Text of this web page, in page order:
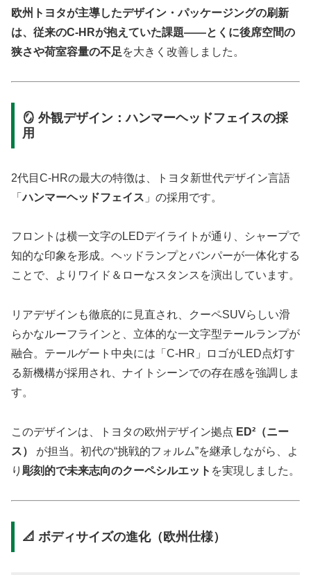
欧州トヨタが主導したデザイン・パッケージングの刷新
は、従来のC-HRが抱えていた課題——とくに後席空間の
狭さや荷室容量の不足 を大きく改善しました。
🪞 外観デザイン：ハンマーヘッドフェイスの採
用
2代目C-HRの最大の特徴は、トヨタ新世代デザイン言語
「ハンマーヘッドフェイス 」の採用です。
フロントは横一文字のLEDデイライトが通り、シャープで
知的な印象を形成。ヘッドランプとバンパーが一体化する
ことで、よりワイド＆ローなスタンスを演出しています。
リアデザインも徹底的に見直され、クーペSUVらしい滑
らかなルーフラインと、立体的な一文字型テールランプが
融合。テールゲート中央には「C-HR」ロゴがLED点灯す
る新機構が採用され、ナイトシーンでの存在感を強調しま
す。
このデザインは、トヨタの欧州デザイン拠点 ED²（ニー
ス）
が担当。初代の“挑戦的フォルム”を継承しながら、よ
り 彫刻的で未来志向のクーペシルエット を実現しました。
📐 ボディサイズの進化（欧州仕様）